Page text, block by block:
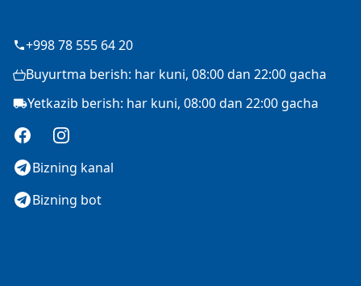
+998 78 555 64 20
Buyurtma berish: har kuni, 08:00 dan 22:00 gacha
Yetkazib berish: har kuni, 08:00 dan 22:00 gacha
FacebookInstagram
Bizning kanal
Bizning bot